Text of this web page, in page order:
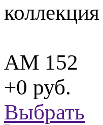
АМ 152
+0 руб.
Выбрать